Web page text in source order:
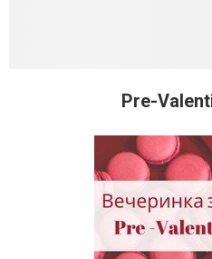
Pre-